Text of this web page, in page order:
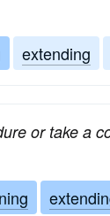
extending
or take a